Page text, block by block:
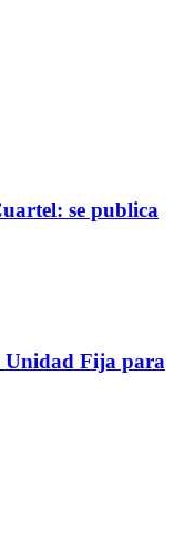
se publica
Unidad Fija para